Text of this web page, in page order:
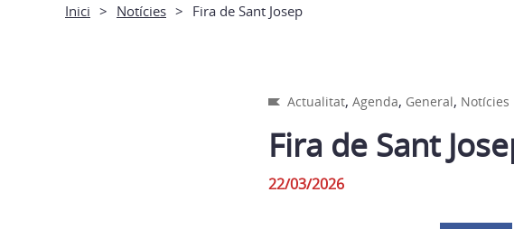
Inici Notícies Fira de Sant Josep
Actualitat, Agenda, General, Notícies
Fira de Sant
22/03/2026